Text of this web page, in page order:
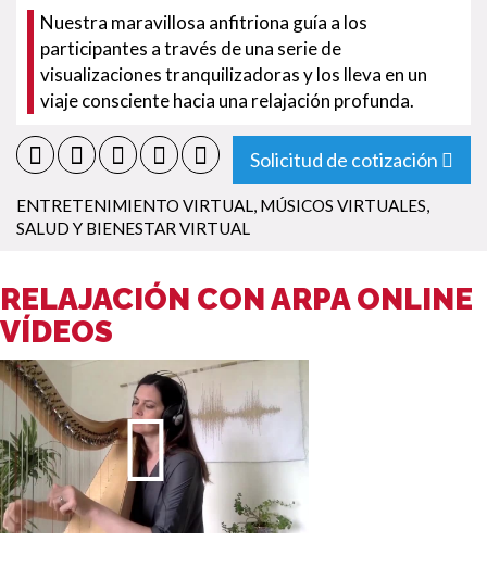
Nuestra maravillosa anfitriona guía a los
participantes a través de una serie de
visualizaciones tranquilizadoras y los lleva en un
viaje consciente hacia una relajación profunda.
Solicitud de cotización
ENTRETENIMIENTO VIRTUAL, MÚSICOS VIRTUALES,
SALUD Y BIENESTAR VIRTUAL
RELAJACIÓN CON ARPA ONLINE
VÍDEOS